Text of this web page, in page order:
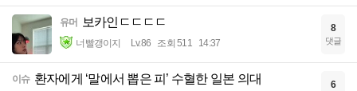
유머 보카인ㄷㄷㄷㄷ
너빨갱이지 Lv.86 조회 511 14:37
8
댓글
이슈 환자에게 ‘말에서 뽑은 피’ 수혈한 일본 의대 6